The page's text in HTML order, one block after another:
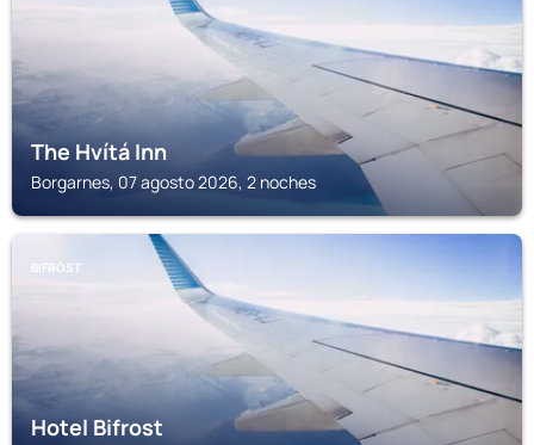
The Hvítá Inn
Borgarnes, 07 agosto 2026, 2 noches
BIFRÖST
Hotel Bifrost